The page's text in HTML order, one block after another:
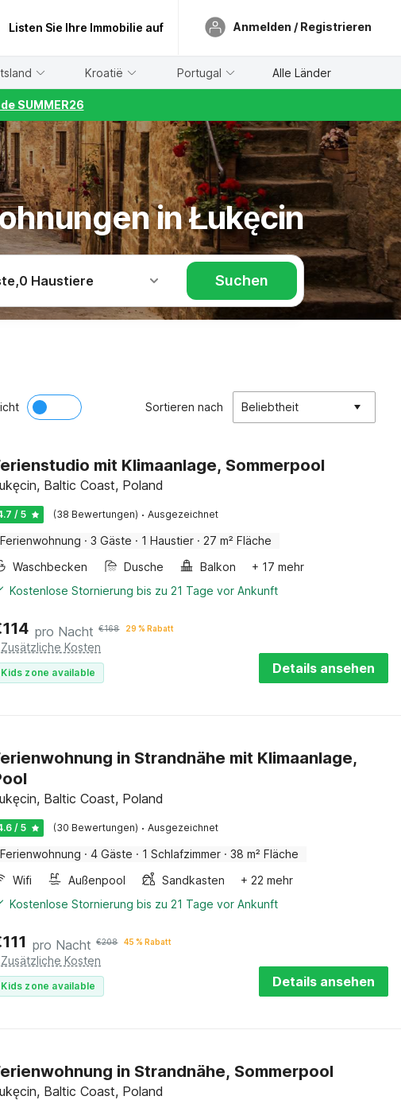
Listen Sie Ihre Immobilie auf Anmelden / Registrieren
Kroatië Portugal Alle Länder
SUMMER26
in Łukęcin
,0 Haustiere Suchen
Sortieren nach Beliebtheit
mit Klimaanlage, Sommerpool
Baltic Coast, Poland
/ 5 (38 Bewertungen) · Ausgezeichnet
Ferienwohnung · 3 Gäste · 1 Haustier · 27 m² Fläche
Waschbecken
Dusche Balkon
+ 17 mehr
Kostenlose Stornierung bis zu 21 Tage vor Ankunft
114 pro Nacht €168 29 % Rabatt
Zusätzliche Kosten
Kids zone available Details ansehen
in Strandnähe mit Klimaanlage,
Baltic Coast, Poland
/ 5 (30 Bewertungen) · Ausgezeichnet
Ferienwohnung · 4 Gäste · 1 Schlafzimmer · 38 m² Fläche
Wifi
Außenpool Sandkasten
+ 22 mehr
Kostenlose Stornierung bis zu 21 Tage vor Ankunft
111 pro Nacht €208 45 % Rabatt
Zusätzliche Kosten
Kids zone available Details ansehen
in Strandnähe, Sommerpool
Baltic Coast, Poland